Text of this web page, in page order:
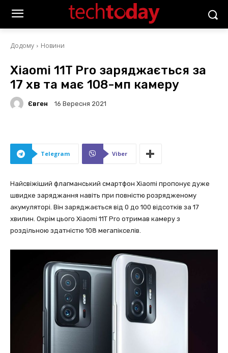
Додому Новини
Xiaomi 11T Pro заряджається за
17 хв та має 108-мп камеру
Євген 16 Вересня 2021
Telegram Viber
Найсвіжіший флагманський смартфон Xiaomi пропонує дуже
швидке заряджання навіть при повністю розрядженому
акумуляторі. Він заряджається від 0 до 100 відсотків за 17
хвилин. Окрім цього Xiaomi 11T Pro отримав камеру з
роздільною здатністю 108 мегапікселів.